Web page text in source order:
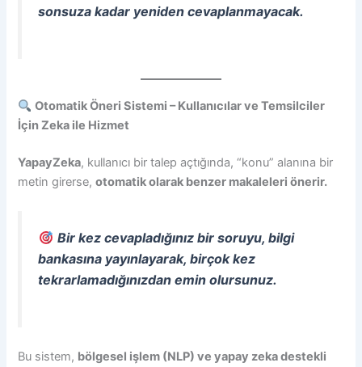
sonsuza kadar yeniden cevaplanmayacak.
Otomatik Öneri Sistemi – Kullanıcılar ve Temsilciler
İçin Zeka ile Hizmet
YapayZeka, kullanıcı bir talep açtığında, “konu” alanına bir
metin girerse,otomatik olarak benzer makaleleri önerir.
Bir kez cevapladığınız bir soruyu, bilgi
bankasına yayınlayarak, birçok kez
tekrarlamadığınızdan emin olursunuz.
Bu sistem, bölgesel işlem (NLP) ve yapay zeka destekli